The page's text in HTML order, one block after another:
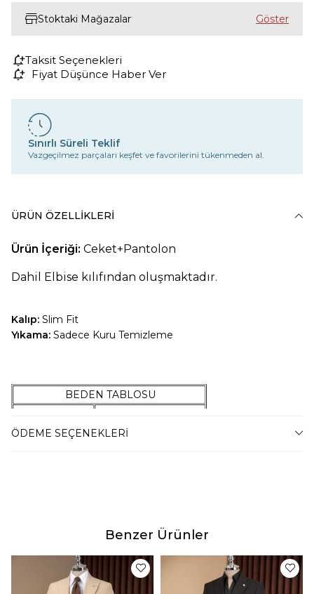
Stoktaki Mağazalar
Taksit Seçenekleri
Fiyat Düşünce Haber Ver
Sınırlı Süreli Teklif
Vazgeçilmez parçaları keşfet ve favorilerini tükenmeden al.
ÜRÜN ÖZELLIKLERI
Ürün İçeriği: Ceket+Pantolon
Dahil Elbise kılıfından oluşmaktadır.
Kalıp: Slim Fit
Yıkama: Sadece Kuru Temizleme
BEDEN TABLOSU
44 Beden
55-59 Kilo Arası
88-94 Kilo Arası
58 Beden
101-105 Kilo Arası
60 Beden
106-110 Kilo Arası
ÖDEME SEÇENEKLERI
Benzer Ürünler